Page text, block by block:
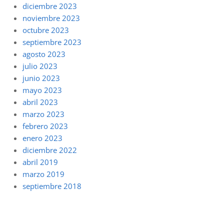
diciembre 2023
noviembre 2023
octubre 2023
septiembre 2023
agosto 2023
julio 2023
junio 2023
mayo 2023
abril 2023
marzo 2023
febrero 2023
enero 2023
diciembre 2022
abril 2019
marzo 2019
septiembre 2018